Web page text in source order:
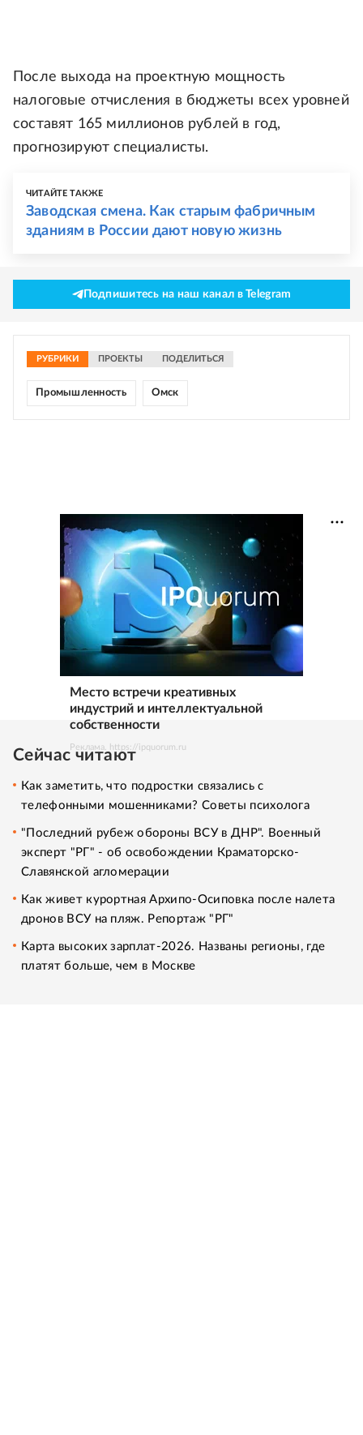
После выхода на проектную мощность
налоговые отчисления в бюджеты всех уровней
составят 165 миллионов рублей в год,
прогнозируют специалисты.
ЧИТАЙТЕ ТАКЖЕ
Заводская смена. Как старым фабричным
зданиям в России дают новую жизнь
Подпишитесь на наш канал в Telegram
РУБРИКИ ПРОЕКТЫ ПОДЕЛИТЬСЯ
Промышленность Омск
Место встречи креативных
индустрий и интеллектуальной
собственности
Реклама. https://ipquorum.ru
Сейчас читают
Как заметить, что подростки связались с
телефонными мошенниками? Советы психолога
"Последний рубеж обороны ВСУ в ДНР". Военный
эксперт "РГ" - об освобождении Краматорско-
Славянской агломерации
Как живет курортная Архипо-Осиповка после налета
дронов ВСУ на пляж. Репортаж "РГ"
Карта высоких зарплат-2026. Названы регионы, где
платят больше, чем в Москве